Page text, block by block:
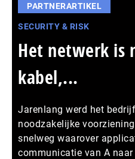
PARTNERARTIKEL
SECURITY & RISK
Het netwerk is
kabel,...
Jarenlang werd het
noodzakelijke
snelweg waarover
communicatie van A naar